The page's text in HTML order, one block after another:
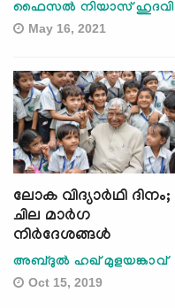
ഫൈസല്‍ നിയാസ് ഹുദവി
May 16, 2021
ലോക വിദ്യാര്‍ഥി ദിനം;
ചില മാര്‍ഗ
നിര്‍ദേശങ്ങള്‍
അബ്ദുല്‍ ഹഖ് മുളയങ്കാവ്
Oct 15, 2019